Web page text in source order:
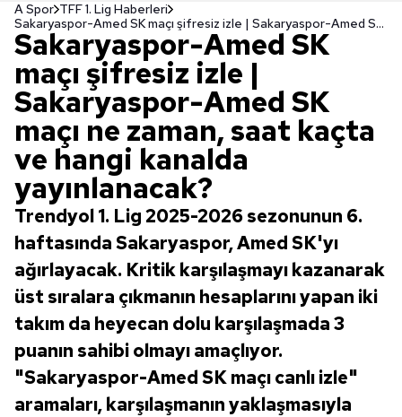
A Spor TFF 1. Lig Haberleri
Sakaryaspor-Amed SK maçı şifresiz izle | Sakaryaspor-Amed SK maçı ne zaman, saat kaçta ve hangi kanalda yayınlanacak?
Sakaryaspor-Amed SK
maçı şifresiz izle |
Sakaryaspor-Amed SK
maçı ne zaman, saat kaçta
ve hangi kanalda
yayınlanacak?
Trendyol 1. Lig 2025-2026 sezonunun 6.
haftasında Sakaryaspor, Amed SK'yı
ağırlayacak. Kritik karşılaşmayı kazanarak
üst sıralara çıkmanın hesaplarını yapan iki
takım da heyecan dolu karşılaşmada 3
puanın sahibi olmayı amaçlıyor.
"Sakaryaspor-Amed SK maçı canlı izle"
aramaları, karşılaşmanın yaklaşmasıyla